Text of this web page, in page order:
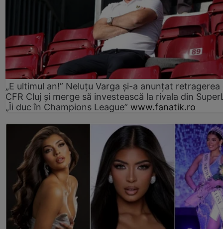
„E ultimul an!” Neluțu Varga și-a anunțat retragerea
CFR Cluj și merge să investească la rivala din
„Îi duc în Champions League” www.fanatik.ro